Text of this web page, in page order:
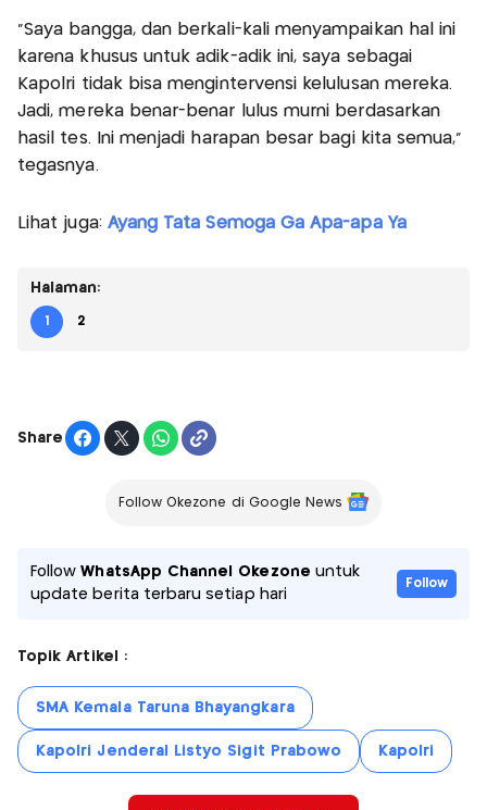
"Saya bangga, dan berkali-kali menyampaikan hal ini
karena khusus untuk adik-adik ini, saya sebagai
Kapolri tidak bisa mengintervensi kelulusan mereka.
Jadi, mereka benar-benar lulus murni berdasarkan
hasil tes. Ini menjadi harapan besar bagi kita semua,"
tegasnya.
Lihat juga: Ayang Tata Semoga Ga Apa-apa Ya
Halaman:
1 2
Share
Follow Okezone di Google News
FollowWhatsApp Channel Okezone untuk
update berita terbaru setiap hari
Follow
Topik Artikel :
SMA Kemala Taruna Bhayangkara
Kapolri Jenderal Listyo Sigit Prabowo Kapolri